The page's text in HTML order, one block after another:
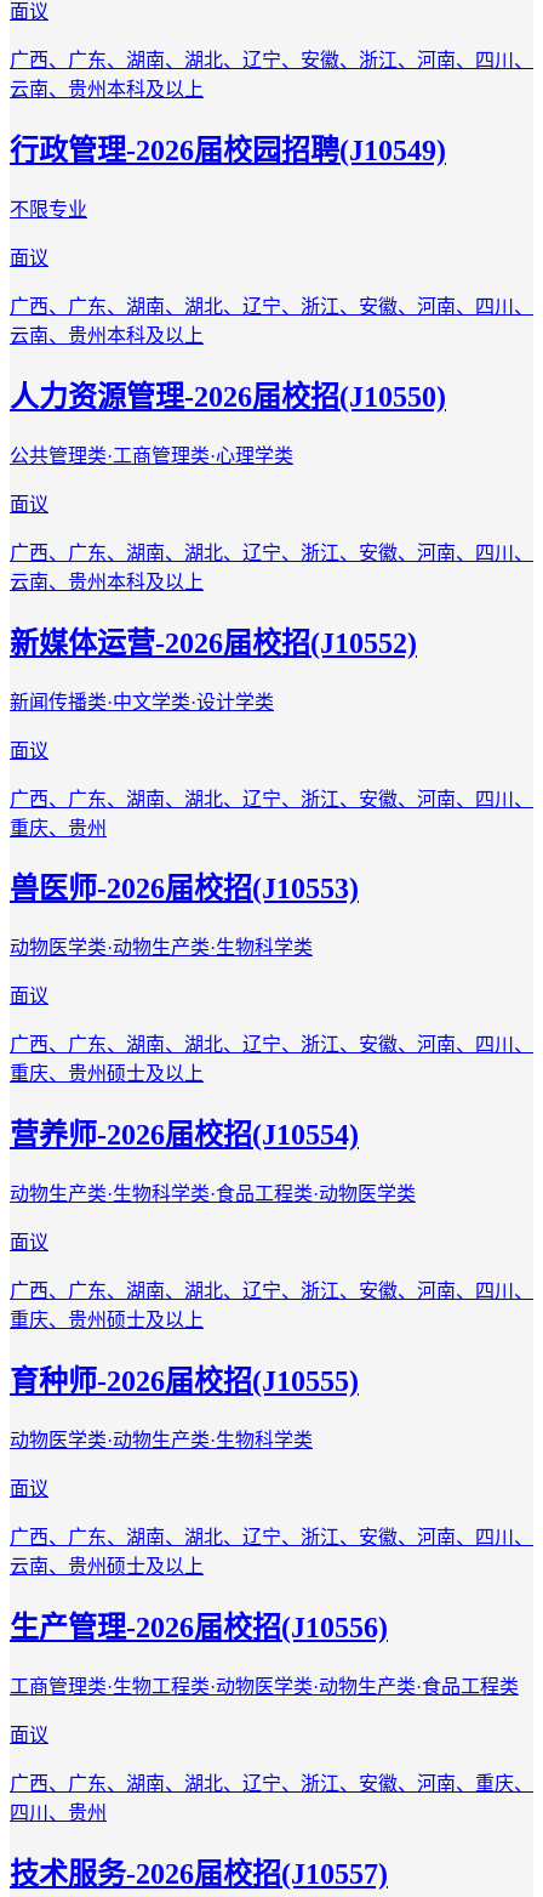
面议
广西、广东、湖南、湖北、辽宁、安徽、浙江、河南、四川、
云南、贵州本科及以上
行政管理-2026届校园招聘(J10549)
不限专业
面议
广西、广东、湖南、湖北、辽宁、浙江、安徽、河南、四川、
云南、贵州本科及以上
人力资源管理-2026届校招(J10550)
公共管理类·工商管理类·心理学类
面议
广西、广东、湖南、湖北、辽宁、浙江、安徽、河南、四川、
云南、贵州本科及以上
新媒体运营-2026届校招(J10552)
新闻传播类·中文学类·设计学类
面议
广西、广东、湖南、湖北、辽宁、浙江、安徽、河南、四川、
重庆、贵州
兽医师-2026届校招(J10553)
动物医学类·动物生产类·生物科学类
面议
广西、广东、湖南、湖北、辽宁、浙江、安徽、河南、四川、
重庆、贵州硕士及以上
营养师-2026届校招(J10554)
动物生产类·生物科学类·食品工程类·动物医学类
面议
广西、广东、湖南、湖北、辽宁、浙江、安徽、河南、四川、
重庆、贵州硕士及以上
育种师-2026届校招(J10555)
动物医学类·动物生产类·生物科学类
面议
广西、广东、湖南、湖北、辽宁、浙江、安徽、河南、四川、
云南、贵州硕士及以上
生产管理-2026届校招(J10556)
工商管理类·生物工程类·动物医学类·动物生产类·食品工程类
面议
广西、广东、湖南、湖北、辽宁、浙江、安徽、河南、重庆、
四川、贵州
技术服务-2026届校招(J10557)